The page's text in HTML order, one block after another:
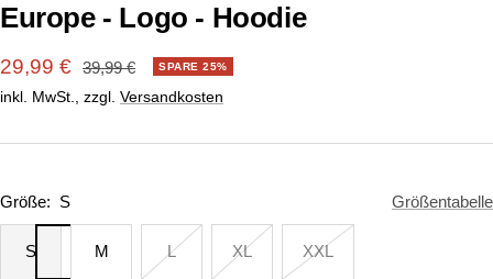
Europe - Logo - Hoodie
Angebotspreis
29,99 € Regulärer
Preis
39,99 € SPARE 25%
inkl. MwSt., zzgl. Versandkosten
Größe: S Größentabelle
S M L XL XXL